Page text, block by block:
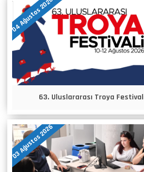
04 Ağustos 2026
63. Uluslararası Troya
03 Ağustos 2026